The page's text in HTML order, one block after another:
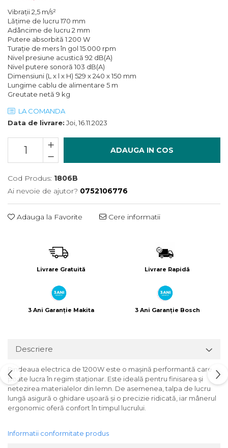
Mașini de Găurit și Înșurubat
Mașini de Tuns Gard Viu
Mașini de Tuns Gazon
Mașini de Înșurubat cu Impact
Mașini de Șlefuit
Mașini Multifuncționale
Mașini Înșurubat pentru Gips
Carton
Polizoare Unghiulare
Pulverizatoare
Vibratoare Beton
GARDURI ELECTRICE
Mașini de Frezat
Mașini de Frezat Caneluri
Mașini de Frezat Nuturi
Mașini de Găurit
Mașini de Găurit cu Percuție
Mașini de Polișat
Mașini de Tuns Gard Viu
Mașini de Tăiat BCA
Mașini de Înșurubat cu Impuls
Mașini de Înșurubat Electrice
Mașini de Înșurubat pentru Gips
Multicutter
Polizoare Drepte
Suflante cu Aer Cald
Tăiere cu Ferăstraie Sabie
Tăiere cu Ferăstraie Verticale
Tăiere, Degroşare şi Periere
Tăiere, Șlefuire şi Găurire cu
Diamant
uleiuri
Unelte Manuale
Valize de Protecție
Șlefuire și Lustruire
Suflante de Grădină
Tocătoare de Frunze și Crengi
Trimmere
Vibrații 2,5 m/s²
Lățime de lucru 170 mm
Adâncime de lucru 2 mm
Putere absorbită 1.200 W
Turaţie de mers în gol 15.000 rpm
Nivel presiune acustică 92 dB(A)
Nivel putere sonoră 103 dB(A)
Dimensiuni (L x l x H) 529 x 240 x 150 mm
Lungime cablu de alimentare 5 m
Greutate netă 9 kg
LA COMANDA
Data de livrare: Joi, 16.11.2023
ADAUGA IN COS
Cod Produs: 1806B
Ai nevoie de ajutor? 0752106776
Adauga la Favorite Cere informatii
Livrare Gratuită Livrare Rapidă
3 Ani Garanție Makita 3 Ani Garanție Bosch
Descriere
Rindeaua electrica de 1200W este o mașină performantă care
poate lucra în regim staționar. Este ideală pentru finisarea și
netezirea materialelor din lemn. De asemenea, talpa de lucru
lungă asigură o ghidare ușoară și o precizie ridicată, iar mânerul
ergonomic oferă confort în timpul lucrului.
Informatii conformitate produs